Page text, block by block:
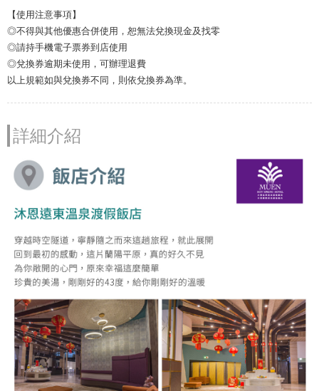
【使用注意事項】
◎不得與其他優惠合併使用，恕無法兌換現金及找零
◎請持手機電子票券到店使用
◎兌換券逾期未使用，可辦理退費
以上規範如與兌換券不同，則依兌換券為準。
詳細介紹